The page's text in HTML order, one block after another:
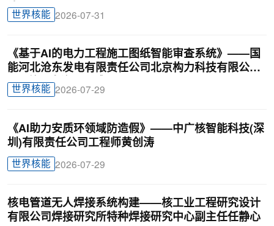
达
世界核能 2026-07-31
《基于AI的电力工程施工图纸智能审查系统》——国
能河北沧东发电有限责任公司北京构力科技有限公司
BIM曾理咨询罗晟威
世界核能 2026-07-29
《AI助力安质环领域防造假》——中广核智能科技(深
圳)有限责任公司工程师黄创涛
世界核能 2026-07-29
核电管道无人焊接系统构建——核工业工程研究设计
有限公司焊接研究所特种焊接研究中心副主任任静心